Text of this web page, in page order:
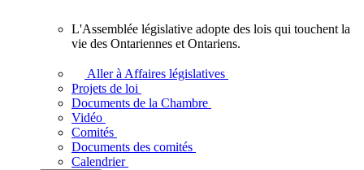
l'Ontario.
L'Assemblée
adopte
touchent
L'Assemblée législative adopte des lois qui touchent la
vie des Ontariennes et Ontariens.
Aller à Affaires législatives
Projets de loi
Documents de la Chambre
Vidéo
Comités
Documents des comités
Calendrier